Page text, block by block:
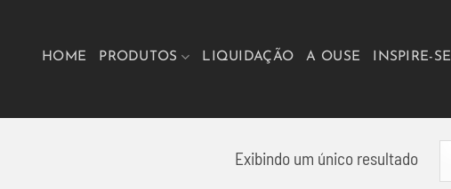
HOME PRODUTOS LIQUIDAÇÃO A OUSE INSPIRE-SE
Exibindo um único resultado